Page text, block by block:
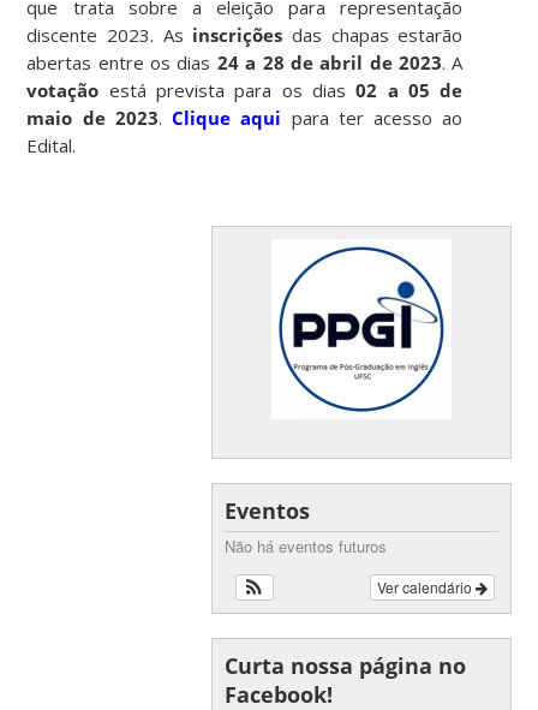
que trata sobre a eleição para representação
discente 2023. As inscrições das chapas estarão
abertas entre os dias 24 a 28 de abril de 2023. A
votação está prevista para os dias02 a 05 de
maio de 2023.Clique aqui para ter acesso ao
Edital.
Eventos
Não há eventos futuros
Ver calendário
Curta nossa página no
Facebook!